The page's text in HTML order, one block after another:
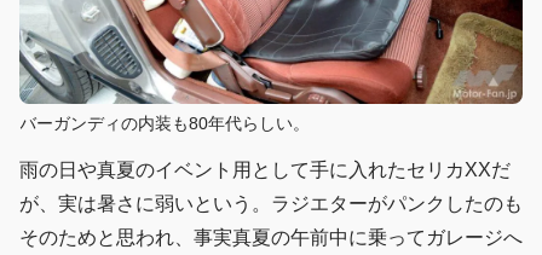
バーガンディの内装も80年代らしい。
雨の日や真夏のイベント用として手に入れたセリカXXだ
が、実は暑さに弱いという。ラジエターがパンクしたのも
そのためと思われ、事実真夏の午前中に乗ってガレージへ